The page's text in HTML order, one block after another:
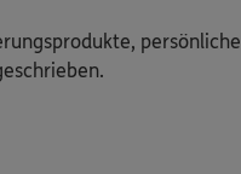
persönliche